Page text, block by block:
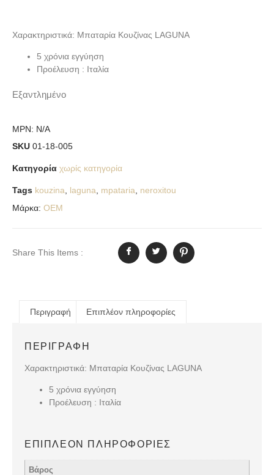
Χαρακτηριστικά: Μπαταρία Κουζίνας LAGUNA
5 χρόνια εγγύηση
Προέλευση : Ιταλία
Εξαντλημένο
MPN: N/A
SKU 01-18-005
Κατηγορία χωρίς κατηγορία
Tags kouzina laguna mpataria
neroxitou
Μάρκα: OEM
Share This Items :
Περιγραφή Επιπλέον πληροφορίες
ΠΕΡΙΓΡΑΦΉ
Χαρακτηριστικά: Μπαταρία Κουζίνας LAGUNA
5 χρόνια εγγύηση
Προέλευση : Ιταλία
ΕΠΙΠΛΈΟΝ ΠΛΗΡΟΦΟΡΊΕΣ
Βάρος